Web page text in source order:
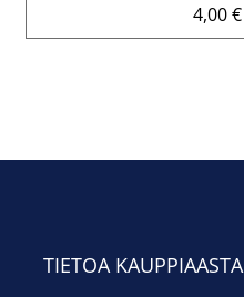
4,00€
TIETOA KAUPPIAASTA